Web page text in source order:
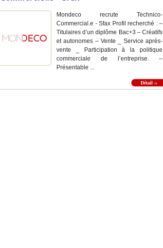
Mondeco recrute Technico-
Commercial.e - Sfax Profil recherché : –
Titulaires d’un diplôme Bac+3 – Créatifs
et autonomes – Vente _ Service après-
vente _ Participation à la politique
commerciale de l’entreprise. –
Présentable ...
Détail ››